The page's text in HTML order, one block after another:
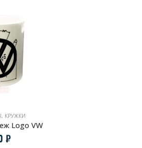
, КРУЖКИ
Logo VW
₽